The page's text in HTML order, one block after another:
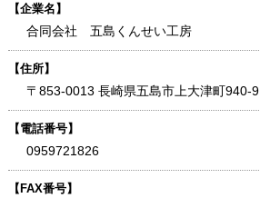
【企業名】
合同会社 五島くんせい工房
【住所】
〒853-0013 長崎県五島市上大津町940-9
【電話番号】
0959721826
【FAX番号】